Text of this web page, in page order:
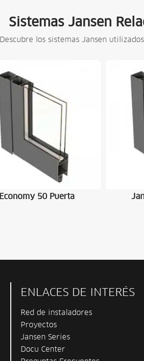
Sistemas Jansen
Descubre los sistemas Jansen
Economy 50 Puerta
ENLACES DE INTERÉS
Red de instaladores
Proyectos
Jansen Series
Docu Center